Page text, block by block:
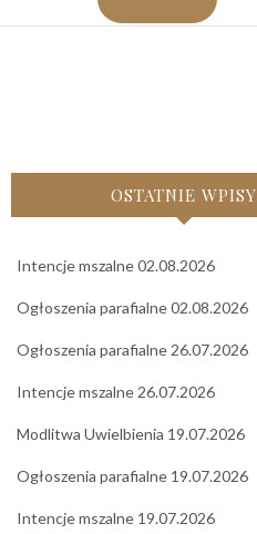
OSTATNIE WPISY
Intencje mszalne 02.08.2026
Ogłoszenia parafialne 02.08.2026
Ogłoszenia parafialne 26.07.2026
Intencje mszalne 26.07.2026
Modlitwa Uwielbienia 19.07.2026
Ogłoszenia parafialne 19.07.2026
Intencje mszalne 19.07.2026